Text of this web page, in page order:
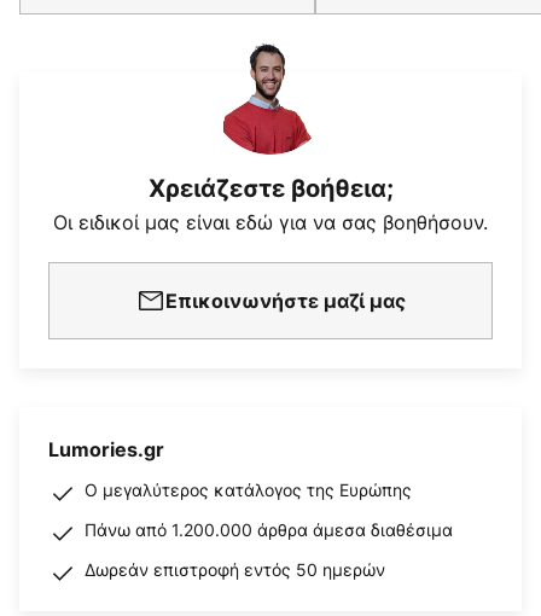
Χρειάζεστε βοήθεια;
Οι ειδικοί μας είναι εδώ για να σας βοηθήσουν.
Επικοινωνήστε μαζί μας
Lumories.gr
Ο μεγαλύτερος κατάλογος της Ευρώπης
Πάνω από 1.200.000 άρθρα άμεσα διαθέσιμα
Δωρεάν επιστροφή εντός 50 ημερών